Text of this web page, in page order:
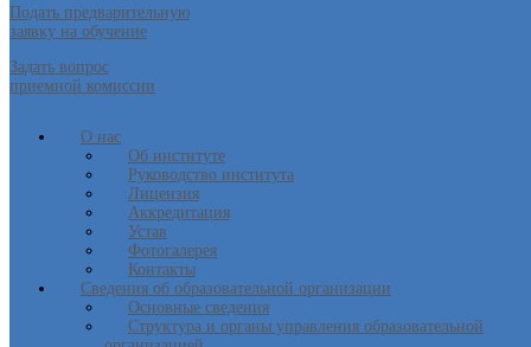
Подать предварительную
заявку на обучение
Задать вопрос
приемной комиссии
О нас
Об институте
Руководство института
Лицензия
Аккредитация
Устав
Фотогалерея
Контакты
Сведения об образовательной организации
Основные сведения
Структура и органы управления образовательной